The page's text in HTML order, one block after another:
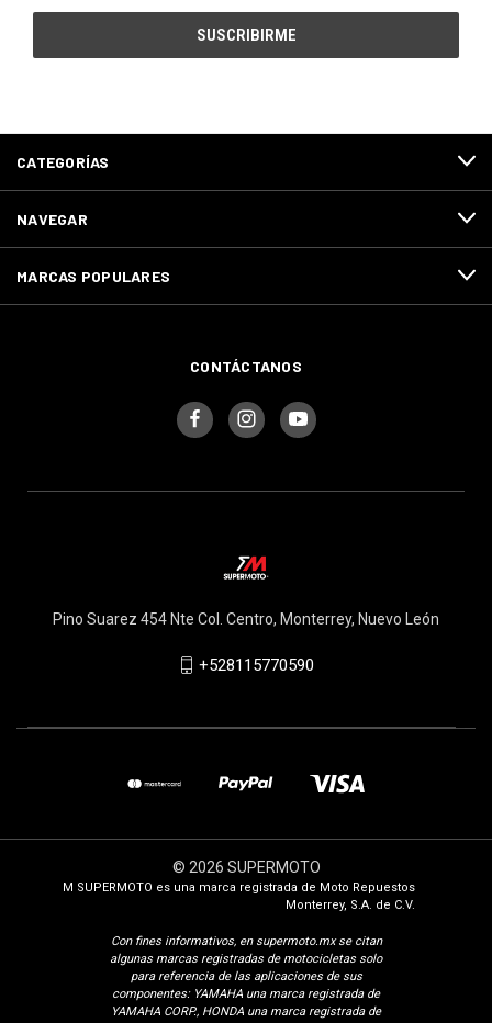
correo
CATEGORÍAS
NAVEGAR
MARCAS POPULARES
CONTÁCTANOS
Pino Suarez 454 Nte Col. Centro, Monterrey, Nuevo León
+528115770590
© 2026 SUPERMOTO
M SUPERMOTO es una marca registrada de Moto Repuestos
Monterrey, S.A. de C.V.
Con fines informativos, en supermoto.mx se citan
algunas marcas registradas de motocicletas solo
para referencia de las aplicaciones de sus
componentes: YAMAHA una marca registrada de
YAMAHA CORP., HONDA una marca registrada de